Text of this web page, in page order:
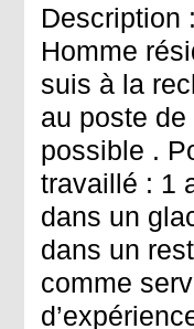
Description
Homme
suis à la
au poste
possible .
travaillé : 1
dans un
dans un
comme